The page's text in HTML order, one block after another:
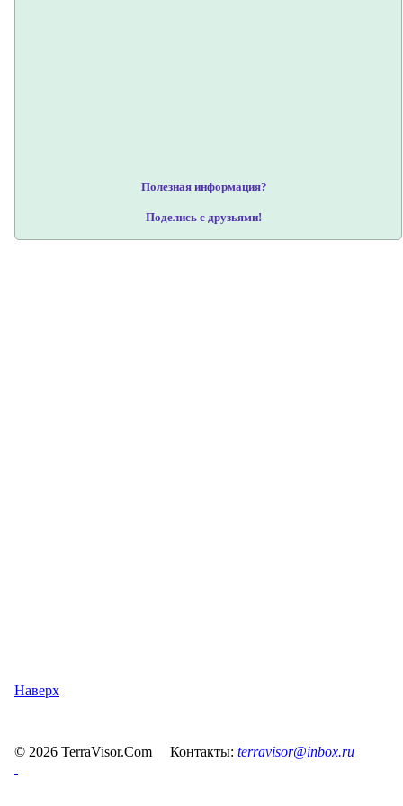
Полезная информация?
Поделись с друзьями!
Наверх
© 2026 TerraVisor.Com Контакты: terravisor@inbox.ru